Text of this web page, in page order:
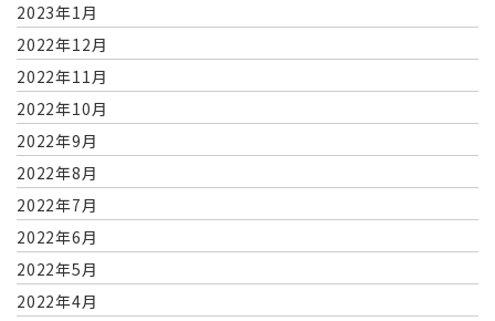
2023年1月
2022年12月
2022年11月
2022年10月
2022年9月
2022年8月
2022年7月
2022年6月
2022年5月
2022年4月